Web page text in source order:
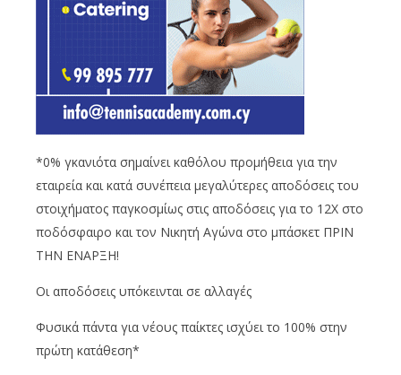
*0% γκανιότα σημαίνει καθόλου προμήθεια για την
εταιρεία και κατά συνέπεια μεγαλύτερες αποδόσεις του
στοιχήματος παγκοσμίως στις αποδόσεις για το 12Χ στο
ποδόσφαιρο και τον Νικητή Αγώνα στο μπάσκετ ΠΡΙΝ
ΤΗΝ ΕΝΑΡΞΗ!
Οι αποδόσεις υπόκεινται σε αλλαγές
Φυσικά πάντα για νέους παίκτες ισχύει το 100% στην
πρώτη κατάθεση*